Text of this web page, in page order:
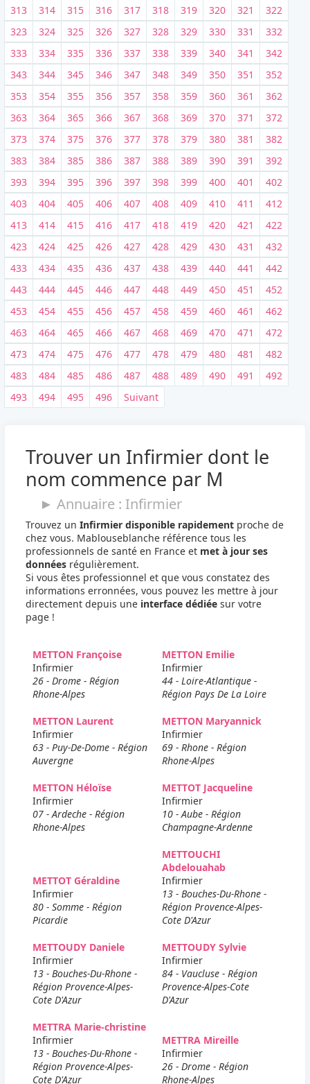
313
314 315 316 317 318 319 320 321
322
323
324 325 326 327 328 329 330 331
332
333
334 335 336 337 338 339 340 341
342
343
344 345 346 347 348 349 350 351
352
353
354 355 356 357 358 359 360 361
362
363
364 365 366 367 368 369 370 371
372
373
374 375 376 377 378 379 380 381
382
383
384 385 386 387 388 389 390 391
392
393
394 395 396 397 398 399 400 401
402
403
404 405 406 407 408 409 410 411
412
413
414 415 416 417 418 419 420 421
422
423
424 425 426 427 428 429 430 431
432
433
434 435 436 437 438 439 440 441
442
443
444 445 446 447 448 449 450 451
452
453
454 455 456 457 458 459 460 461
462
463
464 465 466 467 468 469 470 471
472
473
474 475 476 477 478 479 480 481
482
483
484 485 486 487 488 489 490 491
492
493
494 495 496 Suivant
Trouver un Infirmier dont le
nom commence par M
► Annuaire : Infirmier
Trouvez unInfirmier disponible rapidement proche de
chez vous. Mablouseblanche référence tous les
professionnels de santé en France et met à jour ses
données régulièrement.
Si vous êtes professionnel et que vous constatez des
informations erronnées, vous pouvez les mettre à jour
directement depuis une interface dédiée sur votre
page !
METTON Françoise
Infirmier
26 - Drome - Région
Rhone-Alpes
METTON Emilie
Infirmier
44 - Loire-Atlantique -
Région Pays De La Loire
METTON Laurent
Infirmier
63 - Puy-De-Dome - Région
Auvergne
METTON Maryannick
Infirmier
69 - Rhone - Région
Rhone-Alpes
METTON Héloïse
Infirmier
07 - Ardeche - Région
Rhone-Alpes
METTOT Jacqueline
Infirmier
10 - Aube - Région
Champagne-Ardenne
METTOT Géraldine
Infirmier
80 - Somme - Région
Picardie
METTOUCHI
Abdelouahab
Infirmier
13 - Bouches-Du-Rhone -
Région Provence-Alpes-
Cote D'Azur
METTOUDY Daniele
Infirmier
13 - Bouches-Du-Rhone -
Région Provence-Alpes-
Cote D'Azur
METTOUDY Sylvie
Infirmier
84 - Vaucluse - Région
Provence-Alpes-Cote
D'Azur
METTRA Marie-christine
Infirmier
13 - Bouches-Du-Rhone -
Région Provence-Alpes-
Cote D'Azur
METTRA Mireille
Infirmier
26 - Drome - Région
Rhone-Alpes